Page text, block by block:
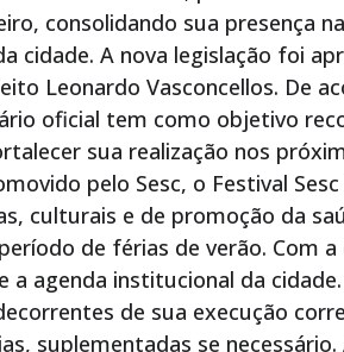
consolidando sua presença
cidade. A nova legislação foi
Leonardo Vasconcellos. De
oficial tem como objetivo
sua realização nos
pelo Sesc, o Festival
culturais e de promoção da
de férias de verão. Com
agenda institucional da
de sua execução
suplementadas se